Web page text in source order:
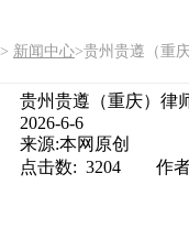
> 新闻中心>贵州贵遵（重
贵州贵遵（重庆）律
2026-6-6
来源:本网原创
点击数: 3204 作者